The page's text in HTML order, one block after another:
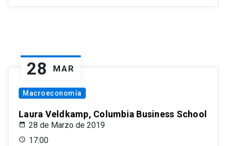
28 MAR
Macroeconomía
Laura Veldkamp, Columbia Business School
28 de Marzo de 2019
17:00